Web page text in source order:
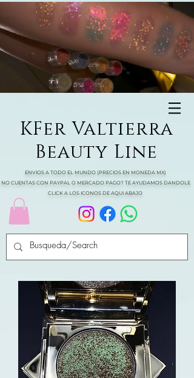
KFer Valtierra
Beauty Line
ENVIOS A TODO EL MUNDO (PRECIOS EN MONEDA MX)
NO CUENTAS CON PAYPAL O MERCADO PAGO? TE AYUDAMOS DANDOLE
CLICK A LOS ICONOS DE AQUI ABAJO